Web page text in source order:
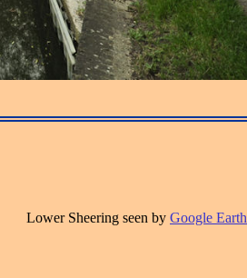
Lower Sheering seen by Google Earth